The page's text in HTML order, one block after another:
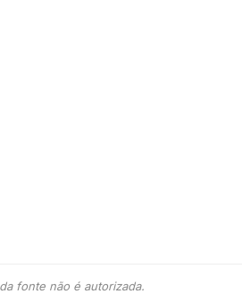
fonte não é autorizada.